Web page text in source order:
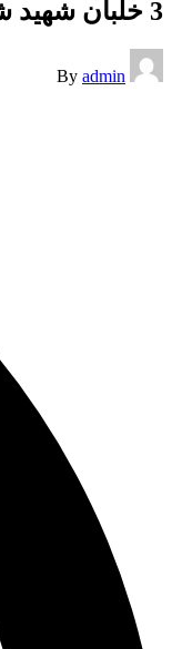
3 خلبان شهید شده سانحه بالگرد رئیسی چه کسانی هستند؟
Posted
by
By admin